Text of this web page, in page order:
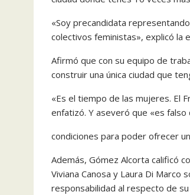
«Soy precandidata
colectivos feministas», explicó la
Afirmó que con su equipo de
construir una única ciudad que
«Es el tiempo de las mujeres. El
enfatizó. Y aseveró que «es
condiciones para poder ofrecer
Además, Gómez Alcorta calificó
Viviana Canosa y Laura Di
responsabilidad al respecto de